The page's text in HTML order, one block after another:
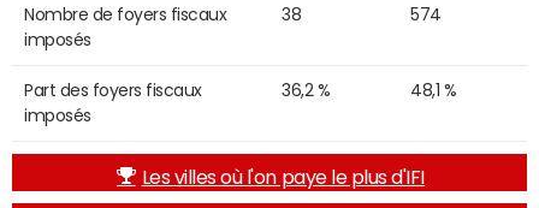
Nombre de foyers fiscaux
imposés
38 574
Part des foyers fiscaux
imposés
36,2 % 48,1 %
Les villes où l'on paye le plus d'IFI